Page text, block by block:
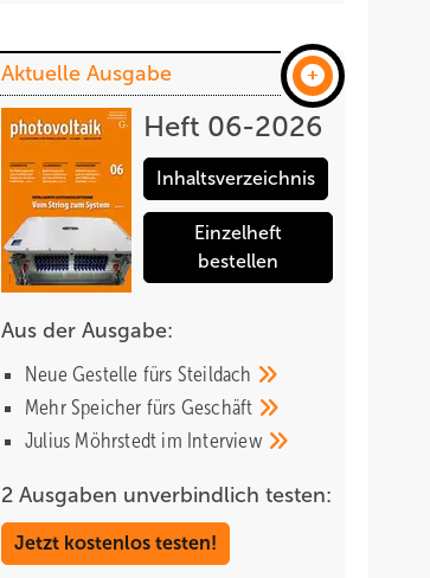
Aktuelle Ausgabe
Heft 06-2026
Inhaltsverzeichnis
Einzelheft
bestellen
Aus der Ausgabe:
Neue Gestelle fürs Steildach
Mehr Speicher fürs Geschäft
Julius Möhrstedt im Interview
2 Ausgaben unverbindlich testen:
Jetzt kostenlos testen!